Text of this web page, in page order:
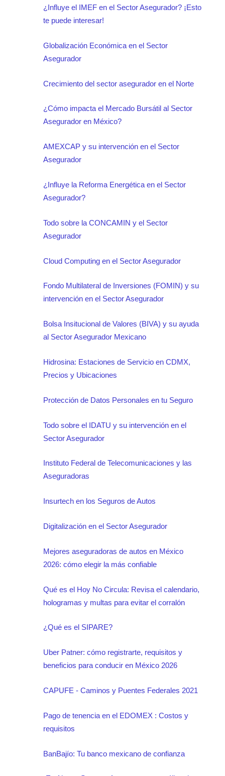
¿Influye el IMEF en el Sector Asegurador? ¡Esto
te puede interesar!
Globalización Económica en el Sector
Asegurador
Crecimiento del sector asegurador en el Norte
¿Cómo impacta el Mercado Bursátil al Sector
Asegurador en México?
AMEXCAP y su intervención en el Sector
Asegurador
¿Influye la Reforma Energética en el Sector
Asegurador?
Todo sobre la CONCAMIN y el Sector
Asegurador
Cloud Computing en el Sector Asegurador
Fondo Multilateral de Inversiones (FOMIN) y su
intervención en el Sector Asegurador
Bolsa Insitucional de Valores (BIVA) y su ayuda
al Sector Asegurador Mexicano
Hidrosina: Estaciones de Servicio en CDMX,
Precios y Ubicaciones
Protección de Datos Personales en tu Seguro
Todo sobre el IDATU y su intervención en el
Sector Asegurador
Instituto Federal de Telecomunicaciones y las
Aseguradoras
Insurtech en los Seguros de Autos
Digitalización en el Sector Asegurador
Mejores aseguradoras de autos en México
2026: cómo elegir la más confiable
Qué es el Hoy No Circula: Revisa el calendario,
hologramas y multas para evitar el corralón
¿Qué es el SIPARE?
Uber Patner: cómo registrarte, requisitos y
beneficios para conducir en México 2026
CAPUFE - Caminos y Puentes Federales 2021
Pago de tenencia en el EDOMEX : Costos y
requisitos
BanBajío: Tu banco mexicano de confianza